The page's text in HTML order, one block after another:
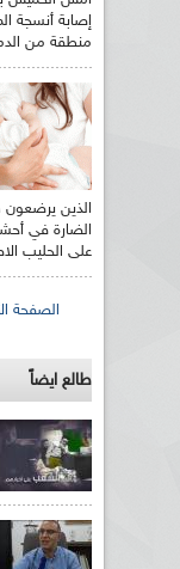
إصابة أنسجة
منطقة من
الذين يرضعون
الضارة في
على الحليب
الصفحة
طالع ايضاً